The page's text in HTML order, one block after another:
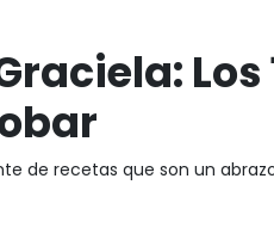
Los
de recetas que son un